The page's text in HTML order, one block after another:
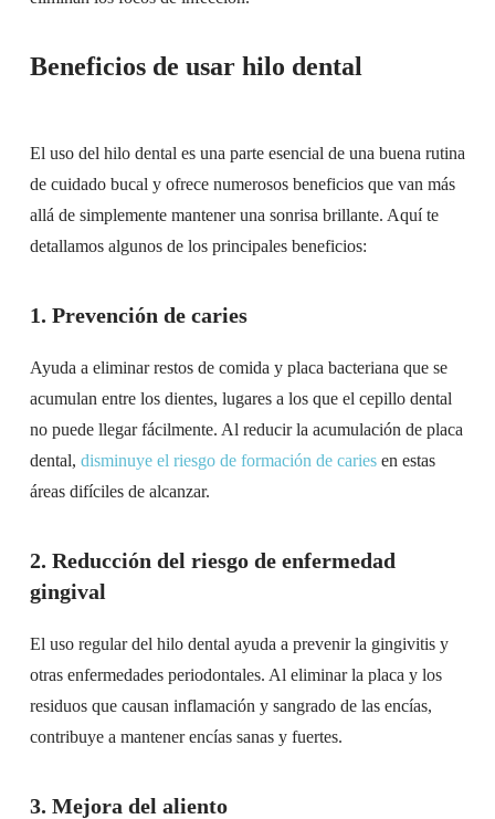
Beneficios de usar hilo dental
El uso del hilo dental es una parte esencial de una buena rutina
de cuidado bucal y ofrece numerosos beneficios que van más
allá de simplemente mantener una sonrisa brillante. Aquí te
detallamos algunos de los principales beneficios:
1. Prevención de caries
Ayuda a eliminar restos de comida y placa bacteriana que se
acumulan entre los dientes, lugares a los que el cepillo dental
no puede llegar fácilmente. Al reducir la acumulación de placa
dental, disminuye el riesgo de formación de cariesen estas
áreas difíciles de alcanzar.
2. Reducción del riesgo de enfermedad
gingival
El uso regular del hilo dental ayuda a prevenir la gingivitis y
otras enfermedades periodontales. Al eliminar la placa y los
residuos que causan inflamación y sangrado de las encías,
contribuye a mantener encías sanas y fuertes.
3. Mejora del aliento